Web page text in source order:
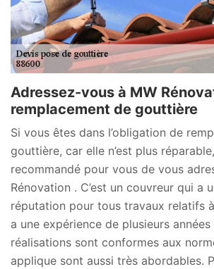
Adressez-vous à MW
remplacement de gouttière
Si vous êtes dans l’obligation de
gouttière, car elle n’est plus
recommandé pour vous de vous
Rénovation . C’est un couvreur qui a
réputation pour tous travaux relatifs
a une expérience de plusieurs
réalisations sont conformes aux
applique sont aussi très abordables.